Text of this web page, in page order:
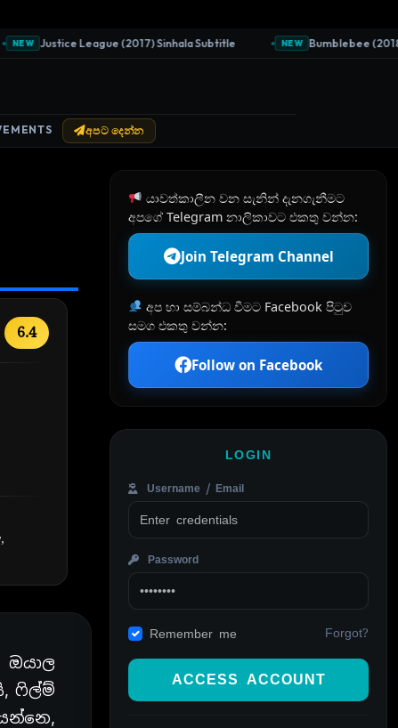
Justice League (2017) Sinhala Subtitle NEW Bumblebee (2018)
අපට දෙන්න
6.4
ෆිල්ම්
යාවත්කාලීන වන සැනින් දැනගැනීමට
අපගේ Telegram නාලිකාවට එකතු වන්න:
Join Telegram Channel
අප හා සම්බන්ධ වීමට Facebook පිටුව
සමග එකතු වන්න:
Follow on Facebook
LOGIN
Username / Email
Password
Remember me Forgot?
ACCESS ACCOUNT